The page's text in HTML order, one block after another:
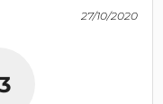
27/10/2020